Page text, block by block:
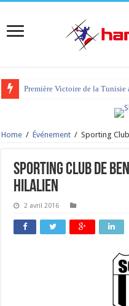
Première Victoire de la
Home / Événement / Sporting
Sporting Club de
Hilalien
2 avril 2016